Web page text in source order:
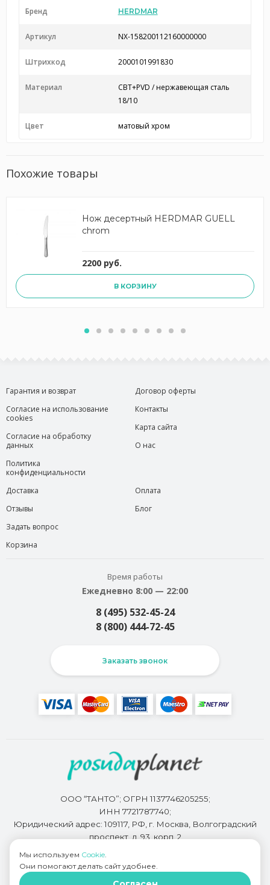
Бренд HERDMAR
Артикул NX-158200112160000000
Штрихкод 2000101991830
Материал
CBT+PVD / нержавеющая сталь
18/10
Цвет матовый хром
Похожие товары
Нож десертный HERDMAR GUELL
chrom
2200 руб.
В КОРЗИНУ
Гарантия и возврат
Согласие на использование
cookies
Согласие на обработку
данных
Политика
конфиденциальности
Договор оферты
Контакты
Карта сайта
О нас
Доставка
Отзывы
Задать вопрос
Корзина
Оплата
Блог
Время работы
Ежедневно 8:00 — 22:00
8 (495) 532-45-24
8 (800) 444-72-45
Заказать звонок
ООО “ТАНТО”; ОГРН 1137746205255;
ИНН 7721787740;
Юридический адрес: 109117, РФ, г. Москва, Волгоградский
проспект, д. 93, корп. 2
Разработкой сайта занимается
Мы используем Cookie.
Они помогают делать сайт удобнее.